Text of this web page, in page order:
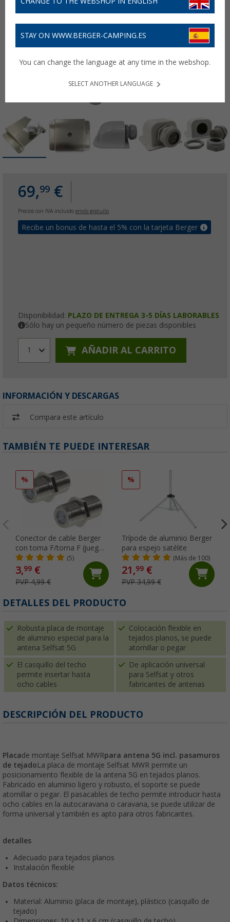
69,99 €
Precios con IVA incluido envío gratuito
Recibe un bonus de hasta el 5% con la tarjeta Berger
Disponibilidad: PLAZO DE ENTREGA 3-5 DÍAS LABORABLES
Sólo hay un pequeño número de piezas disponibles
1 AÑADIR AL CARRITO
INFORMACIÓN Y DESCARGAS
Compara este artículo
TAMBIÉN TE PUEDE INTERESAR
%
Conector de cable Berger
con toma F/toma F (juego
de 2)
(5)
3,99 €
PVP 4,99 €
%
Trípode de aluminio Berger
para espejo satélite
(Más de 100)
21,99€
PVP 34,99 €
DETALLES DEL PRODUCTO
Robusta placa de montaje
de aluminio especial para la
antena Selfsat 5G
Colocación flexible en
tejados planos, se puede
atornillar o pegar
El casquillo del techo
permite insertar hasta
ocho cables
De aplicación universal
para Selfsat y otros
fabricantes de antenas
DESCRIPCIÓN DEL PRODUCTO
Placade montaje Selfsat MWRpara antena 5G incl. pasamuros
de tejadoLa placa de montaje Selfsat MWR permite un
posicionamiento flexible de la antena 5G en tejados planos.
Fabricado en aluminio ligero y robusto, el soporte se puede
atornillar o pegar. El pasacables de techo permite introducir hasta
ocho cables en la autocaravana o caravana, se puede utilizar de
forma universal y también es apto para otros fabricantes.
detalles
Adecuado para tejados planos
Instalación flexible
Datos técnicos:
Material: Aluminio (placa de montaje), plástico (casquillo de
tejado)
STAY ON WWW.BERGER-CAMPING.ES
You can change the language at any time in the webshop.
SELECT ANOTHER LANGUAGE